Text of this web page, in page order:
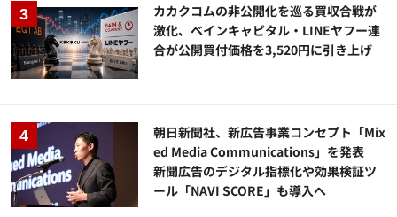
カカクコムの非公開化を巡る買収合戦が
激化、ベインキャピタル・LINEヤフー連
合が公開買付価格を3,520円に引き上げ
朝日新聞社、新広告事業コンセプト「Mix
ed Media Communications」を発表
新聞広告のデジタル指標化や効果検証ツ
ール「NAVI SCORE」も導入へ